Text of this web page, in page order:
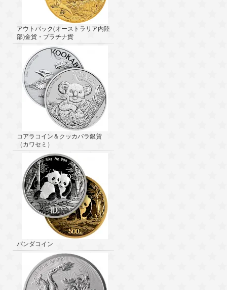
アウトバック(オーストラリア内陸
部)金貨・プラチナ貨
コアラコイン＆クッカバラ銀貨
（カワセミ）
パンダコイン